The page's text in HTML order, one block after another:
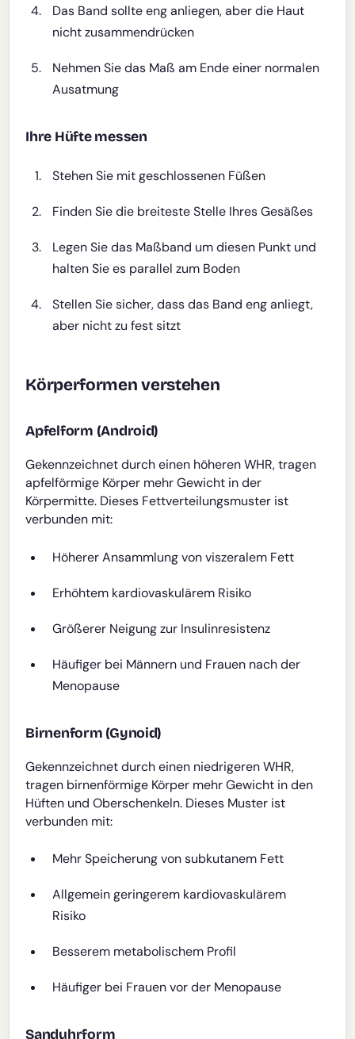
Das Band sollte eng anliegen, aber die Haut
nicht zusammendrücken
Nehmen Sie das Maß am Ende einer normalen
Ausatmung
Ihre Hüfte messen
Stehen Sie mit geschlossenen Füßen
Finden Sie die breiteste Stelle Ihres Gesäßes
Legen Sie das Maßband um diesen Punkt und
halten Sie es parallel zum Boden
Stellen Sie sicher, dass das Band eng anliegt,
aber nicht zu fest sitzt
Körperformen verstehen
Apfelform (Android)
Gekennzeichnet durch einen höheren WHR, tragen
apfelförmige Körper mehr Gewicht in der
Körpermitte. Dieses Fettverteilungsmuster ist
verbunden mit:
Höherer Ansammlung von viszeralem Fett
Erhöhtem kardiovaskulärem Risiko
Größerer Neigung zur Insulinresistenz
Häufiger bei Männern und Frauen nach der
Menopause
Birnenform (Gynoid)
Gekennzeichnet durch einen niedrigeren WHR,
tragen birnenförmige Körper mehr Gewicht in den
Hüften und Oberschenkeln. Dieses Muster ist
verbunden mit:
Mehr Speicherung von subkutanem Fett
Allgemein geringerem kardiovaskulärem
Risiko
Besserem metabolischem Profil
Häufiger bei Frauen vor der Menopause
Sanduhrform